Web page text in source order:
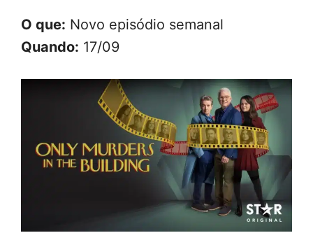
O que: Novo episódio semanal
Quando: 17/09